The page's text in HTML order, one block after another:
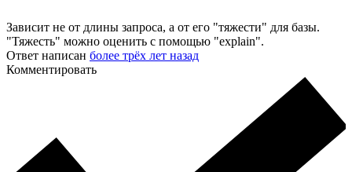
Зависит не от длины запроса, а от его "тяжести" для базы.
"Тяжесть" можно оценить с помощью "explain".
Ответ написан более трёх лет назад
Комментировать